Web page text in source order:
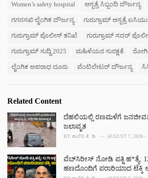
Women’s safety hospital
ಆಸ್ಪತ್ರೆ ಸಿಬ್ಬಂದಿ ದೌರ್ಜನ್ಯ
ಗಗನಸಖಿ ಲೈಂಗಿಕ ದೌರ್ಜನ್ಯ ಗುರುಗ್ರಾಮ್ ಆಸ್ಪತ್ರೆ ಐಸಿಯು
ಗುರುಗ್ರಾಮ್ ಪೊಲೀಸ್ ತನಿಖೆ ಗುರುಗ್ರಾಮ್ ಸದರ್
ಗುರುಗ್ರಾಮ್ ಸುದ್ದಿ 2025 ಮಹಿಳೆಯರ ಸುರಕ್ಷತೆ ರೋಗಿ
ಲೈಂಗಿಕ ಅಪರಾಧ ದೂರು ವೆಂಟಿಲೇಟರ್ ದೌರ್ಜನ್ಯ
Related Content
ದೆಹಲಿಯಲ್ಲಿ ರಣಮಳೆಗೆ ಜನಜೀವನ
ಜಲಾವೃತ
BY ಶಾಲಿನಿ ಕೆ. ಡಿ AUGUST 7, 2026 -
ವೆಬ್‌ಸಿರೀಸ್‌ ನೋಡಿ ಪತ್ನಿ ಹ*ತ್ಯೆ:
ಹಣದೊಂದಿಗೆ ಪರಾರಿಯಾದ ಟೆಕ್ಕಿ